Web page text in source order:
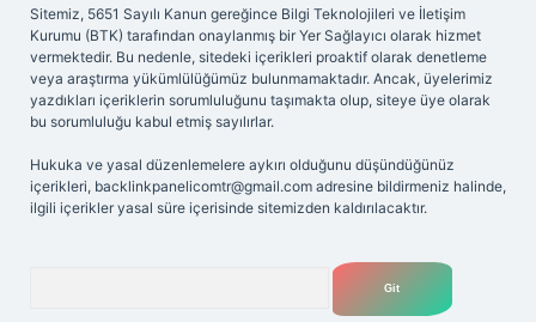
Sitemiz, 5651 Sayılı Kanun gereğince Bilgi Teknolojileri ve İletişim
Kurumu (BTK) tarafından onaylanmış bir Yer Sağlayıcı olarak hizmet
vermektedir. Bu nedenle, sitedeki içerikleri proaktif olarak denetleme
veya araştırma yükümlülüğümüz bulunmamaktadır. Ancak, üyelerimiz
yazdıkları içeriklerin sorumluluğunu taşımakta olup, siteye üye olarak
bu sorumluluğu kabul etmiş sayılırlar.
Hukuka ve yasal düzenlemelere aykırı olduğunu düşündüğünüz
içerikleri, backlinkpanelicomtr@gmail.com adresine bildirmeniz halinde,
ilgili içerikler yasal süre içerisinde sitemizden kaldırılacaktır.